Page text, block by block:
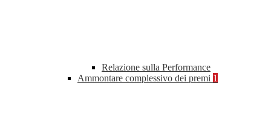
Relazione sulla Performance
Ammontare complessivo dei premi 1